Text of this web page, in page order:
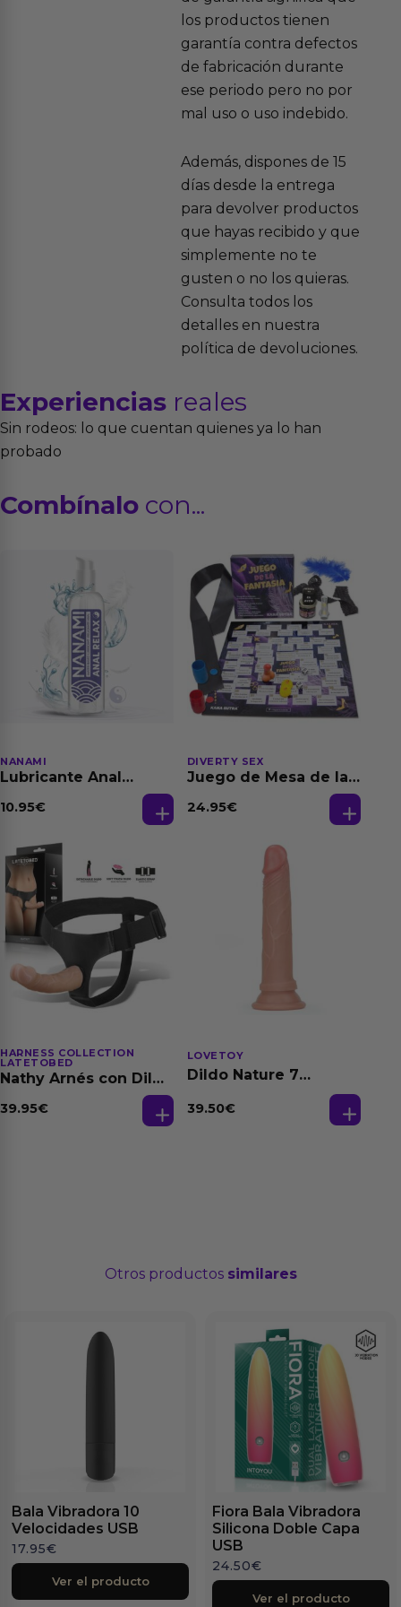
los productos tienen
garantía contra defectos
de fabricación durante
ese periodo pero no por
mal uso o uso indebido.
Además, dispones de 15
días desde la entrega
para devolver productos
que hayas recibido y que
simplemente no te
gusten o no los quieras.
Consulta todos los
detalles en nuestra
política de devoluciones.
Experiencias reales
Sin rodeos: lo que cuentan quienes ya lo han
probado
Combínalo con...
NANAMI
Lubricante Anal
Dilatación Base Agua
10.95€
DIVERTY SEX
Juego de Mesa de las
24.95€
HARNESS COLLECTION
LATETOBED
Nathy Arnés con Dildo
39.95€
LOVETOY
Dildo Nature 7
Natural
39.50€
Otros productos similares
Bala Vibradora 10
Velocidades USB
17.95€
Ver el producto
Fiora Bala Vibradora
Silicona Doble Capa
USB
24.50€
Ver el producto